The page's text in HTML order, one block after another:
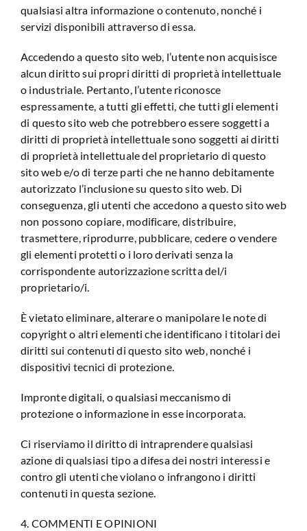
qualsiasi altra informazione o contenuto, nonché i
servizi disponibili attraverso di essa.
Accedendo a questo sito web, l’utente non acquisisce
alcun diritto sui propri diritti di proprietà intellettuale
o industriale. Pertanto, l’utente riconosce
espressamente, a tutti gli effetti, che tutti gli elementi
di questo sito web che potrebbero essere soggetti a
diritti di proprietà intellettuale sono soggetti ai diritti
di proprietà intellettuale del proprietario di questo
sito web e/o di terze parti che ne hanno debitamente
autorizzato l’inclusione su questo sito web. Di
conseguenza, gli utenti che accedono a questo sito web
non possono copiare, modificare, distribuire,
trasmettere, riprodurre, pubblicare, cedere o vendere
gli elementi protetti o i loro derivati ​​senza la
corrispondente autorizzazione scritta del/i
proprietario/i.
È vietato eliminare, alterare o manipolare le note di
copyright o altri elementi che identificano i titolari dei
diritti sui contenuti di questo sito web, nonché i
dispositivi tecnici di protezione.
Impronte digitali, o qualsiasi meccanismo di
protezione o informazione in esse incorporata.
Ci riserviamo il diritto di intraprendere qualsiasi
azione di qualsiasi tipo a difesa dei nostri interessi e
contro gli utenti che violano o infrangono i diritti
contenuti in questa sezione.
4. COMMENTI E OPINIONI